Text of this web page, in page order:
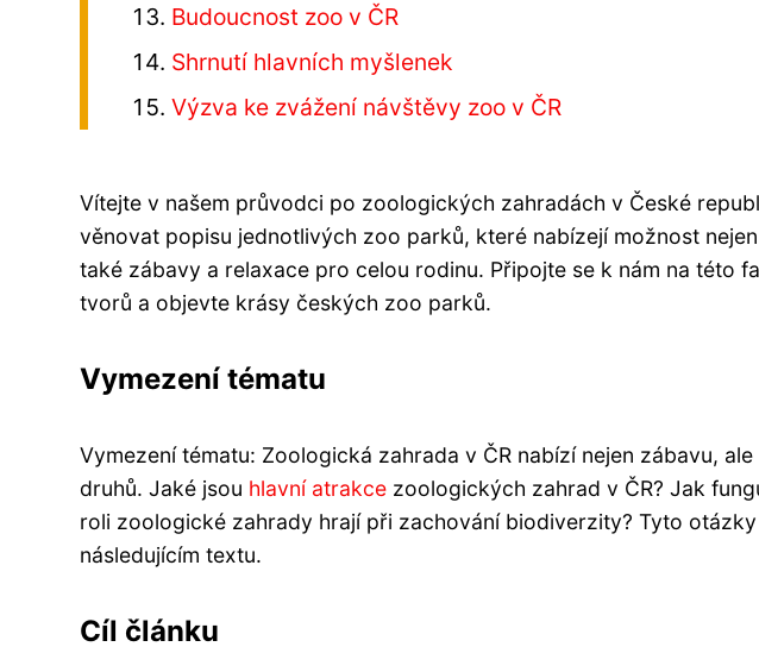
Budoucnost zoo v ČR
Shrnutí hlavních myšlenek
Výzva ke zvážení návštěvy zoo v ČR
Vítejte v našem průvodci po zoologických zahradách v České
věnovat popisu jednotlivých zoo parků, které nabízejí možnost
také zábavy a relaxace pro celou rodinu. Připojte se k nám na této
tvorů a objevte krásy českých zoo parků.
Vymezení tématu
Vymezení tématu: Zoologická zahrada v ČR nabízí nejen zábavu,
druhů. Jaké jsou hlavní atrakce zoologických zahrad v ČR? Jak
roli zoologické zahrady hrají při zachování biodiverzity? Tyto
následujícím textu.
Cíl článku